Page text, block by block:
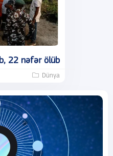
22 nəfər ölüb
Dünya